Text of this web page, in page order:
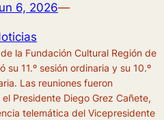
6, 2026—
la Fundación Cultural Región de
su 11.º sesión ordinaria y su 10.º
Las reuniones fueron
Presidente Diego Grez Cañete,
telemática del Vicepresidente